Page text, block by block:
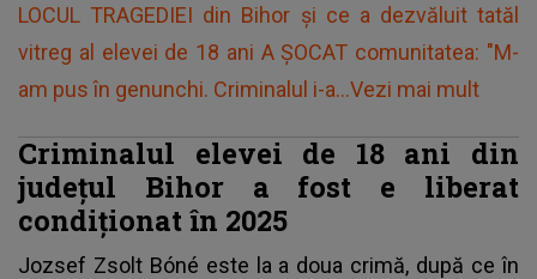
LOCUL TRAGEDIEI din Bihor și ce a dezvăluit tatăl
vitreg al elevei de 18 ani A ȘOCAT comunitatea: "M-
am pus în genunchi. Criminalul i-a...Vezi mai mult
Criminalul elevei de 18 ani din
județul Bihor a fost e liberat
condiționat în 2025
Jozsef Zsolt Bóné este la a doua crimă, după ce în